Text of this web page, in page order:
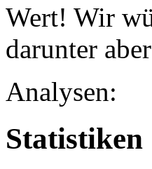
Wert! Wir
darunter
Analysen:
Statistiken